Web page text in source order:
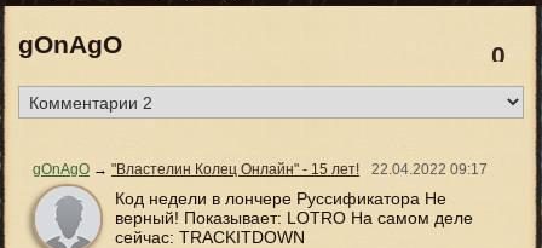
0
gOnAgO
gOnAgO → "Властелин Колец Онлайн" - 15 лет! 22.04.2022 09:17
Код недели в лончере Руссификатора Не
верный! Показывает: LOTRO На самом деле
сейчас: TRACKITDOWN